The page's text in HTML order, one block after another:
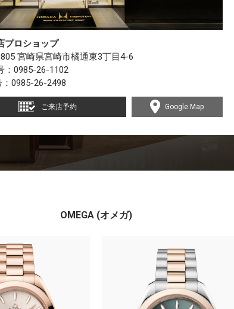
プロショップ
宮崎県宮崎市橘通東3丁目4-6
： 0985-26-1102
：0985-26-2498
ご来店予約 Google Map
OMEGA (オメガ)